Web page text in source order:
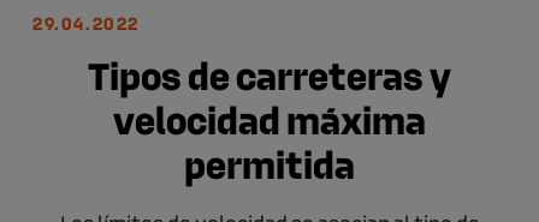
29.04.2022
Tipos de carreteras y
velocidad máxima
permitida